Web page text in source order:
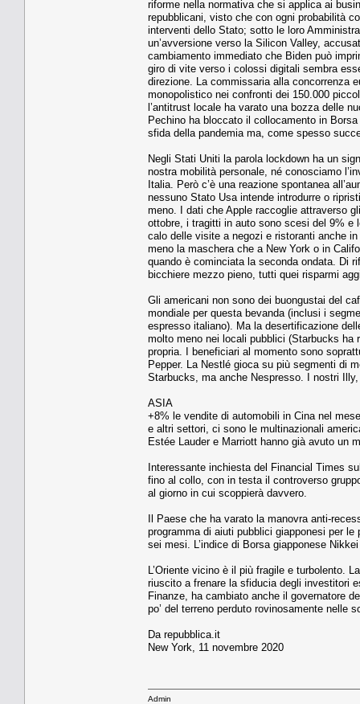
riforme nella normativa che si applica ai
repubblicani, visto che con ogni probabilità
interventi dello Stato; sotto le loro
un’avversione verso la Silicon Valley,
cambiamento immediato che Biden può
giro di vite verso i colossi digitali sembra
direzione. La commissaria alla concorrenza
monopolistico nei confronti dei 150.000
l’antitrust locale ha varato una bozza delle
Pechino ha bloccato il collocamento in
sfida della pandemia ma, come spesso
Negli Stati Uniti la parola lockdown ha un
nostra mobilità personale, né conosciamo
Italia. Però c’è una reazione spontanea
nessuno Stato Usa intende introdurre o
meno. I dati che Apple raccoglie attraverso
ottobre, i tragitti in auto sono scesi del 9% e
calo delle visite a negozi e ristoranti anche
meno la maschera che a New York o in
quando è cominciata la seconda ondata. Di
bicchiere mezzo pieno, tutti quei risparmi
Gli americani non sono dei buongustai del
mondiale per questa bevanda (inclusi i
espresso italiano). Ma la desertificazione
molto meno nei locali pubblici (Starbucks
propria. I beneficiari al momento sono
Pepper. La Nestlé gioca su più segmenti di
Starbucks, ma anche Nespresso. I nostri
ASIA
+8% le vendite di automobili in Cina nel
e altri settori, ci sono le multinazionali
Estée Lauder e Marriott hanno già avuto un
Interessante inchiesta del Financial Times
fino al collo, con in testa il controverso
al giorno in cui scoppierà davvero.
Il Paese che ha varato la manovra anti-
programma di aiuti pubblici giapponesi per
sei mesi. L’indice di Borsa giapponese
L’Oriente vicino è il più fragile e turbolento.
riuscito a frenare la sfiducia degli investitori
Finanze, ha cambiato anche il governatore
po’ del terreno perduto rovinosamente nelle
Da repubblica.it
New York, 11 novembre 2020
Admin